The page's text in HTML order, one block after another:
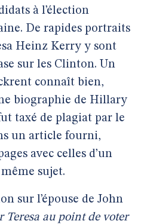
à l’élection
De rapides portraits
Heinz Kerry y sont
sur les Clinton. Un
connaît bien,
biographie de Hillary
taxé de plagiat par le
un article fourni,
avec celles d’un
sujet.
sur l’épouse de John
Teresa au point de voter